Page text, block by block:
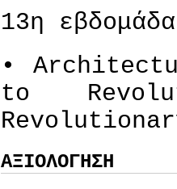
13η εβδομάδα
•
to
ΑΞΙΟΛΟΓΗΣΗ